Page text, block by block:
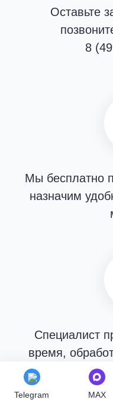
Оставьте
8
Мы бесплатно
назначим
Специалист
время,
Telegram MAX